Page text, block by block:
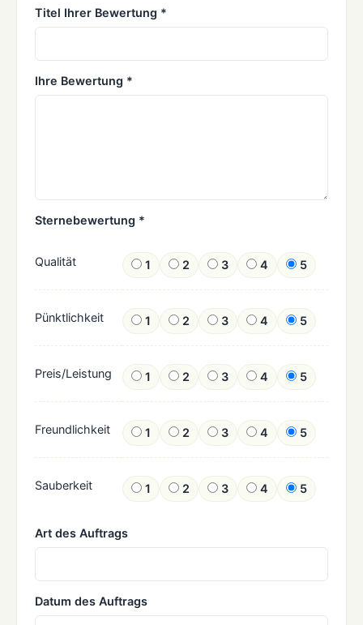
Titel Ihrer Bewertung *
Ihre Bewertung *
Sternebewertung *
Qualität 1 2 3 4 5
Pünktlichkeit 1 2 3 4 5
Preis/Leistung 1 2 3 4 5
Freundlichkeit 1 2 3 4 5
Sauberkeit 1 2 3 4 5
Art des Auftrags
Datum des Auftrags